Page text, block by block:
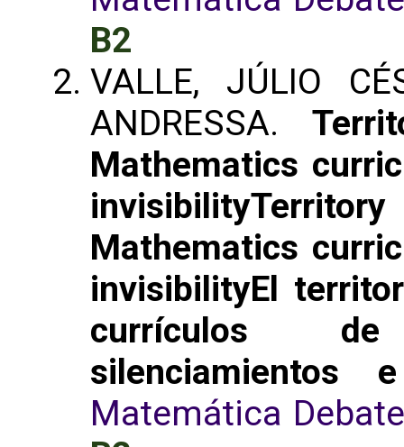
B2
VALLE, JÚLIO
ANDRESSA.
Mathematics
Mathematics
invisibilityEl
currículos
silenciamientos
Matemática